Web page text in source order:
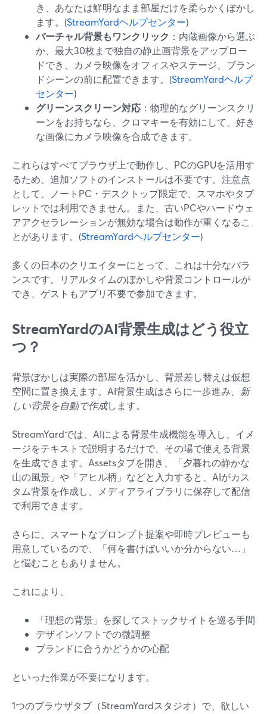
き、あなたは鮮明なまま部屋だけを柔らかくぼかし
ます。(StreamYardヘルプセンター)
バーチャル背景もワンクリック ：内蔵画像から選ぶ
か、最大30枚まで独自の静止画背景をアップロー
ドでき、カメラ映像をオフィスやステージ、ブラン
ドシーンの前に配置できます。(StreamYardヘルプ
センター)
グリーンスクリーン対応 ：物理的なグリーンスクリ
ーンをお持ちなら、クロマキーを有効にして、好き
な画像にカメラ映像を合成できます。
これらはすべてブラウザ上で動作し、PCのGPUを活用す
るため、追加ソフトのインストールは不要です。注意点
として、ノートPC・デスクトップ限定で、スマホやタブ
レットでは利用できません。また、古いPCやハードウェ
アアクセラレーションが無効な場合は動作が重くなるこ
とがあります。(StreamYardヘルプセンター)
多くの日本のクリエイターにとって、これは十分なバラ
ンスです。リアルタイムのぼかしや背景コントロールが
でき、ゲストもアプリ不要で参加できます。
StreamYardのAI背景生成はどう役立
つ？
背景ぼかしは実際の部屋を活かし、背景差し替えは仮想
空間に置き換えます。AI背景生成はさらに一歩進み、 新
しい背景を自動で作成します。
StreamYardでは、AIによる背景生成機能を導入し、イメ
ージをテキストで説明するだけで、その場で使える背景
を生成できます。Assetsタブを開き、「夕暮れの静かな
山の風景」や「アヒル柄」などと入力すると、AIがカス
タム背景を作成し、メディアライブラリに保存して配信
で利用できます。
さらに、スマートなプロンプト提案や即時プレビューも
用意しているので、「何を書けばいいか分からない…」
と悩むこともありません。
これにより、
「理想の背景」を探してストックサイトを巡る手間
デザインソフトでの微調整
ブランドに合うかどうかの心配
といった作業が不要になります。
1つのブラウザタブ（StreamYardスタジオ）で、欲しい